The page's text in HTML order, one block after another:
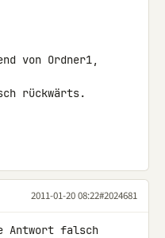
von Ordner1,
rückwärts.
2011-01-20 08:22#2024681
Antwort falsch